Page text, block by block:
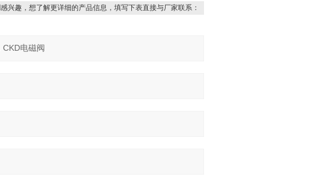
感兴趣，想了解更详细的产品信息，填写下表直接与厂家联系：